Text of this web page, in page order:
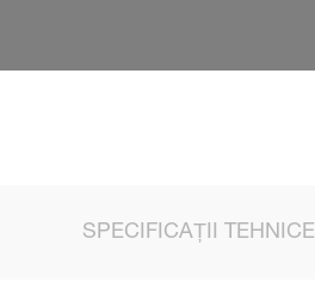
SPECIFICAȚII TEHNICE